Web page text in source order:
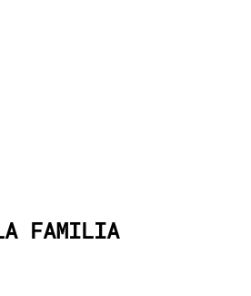
FAMILIA